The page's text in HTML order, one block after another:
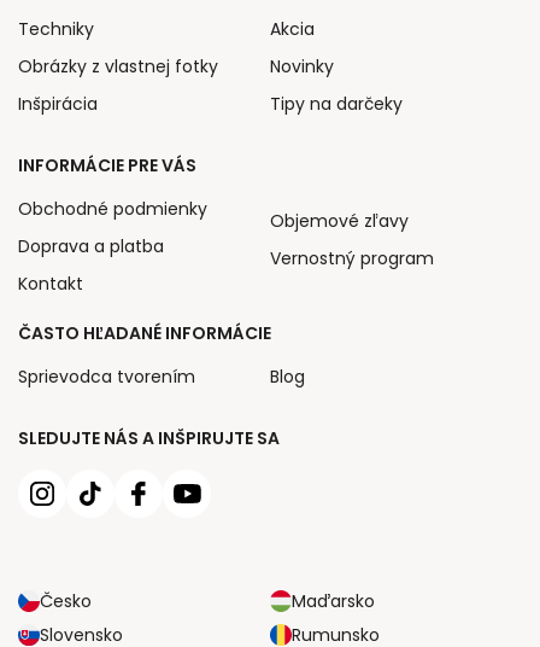
SLEDUJTE NÁS A INŠPIRUJTE SA
Česko
Maďarsko
Slovensko
Rumunsko
Techniky
Obrázky z vlastnej fotky
Inšpirácia
Akcia
Novinky
Tipy na darčeky
INFORMÁCIE PRE VÁS
Obchodné podmienky
Doprava a platba
Kontakt
Objemové zľavy
Vernostný program
ČASTO HĽADANÉ INFORMÁCIE
Sprievodca tvorením
Blog